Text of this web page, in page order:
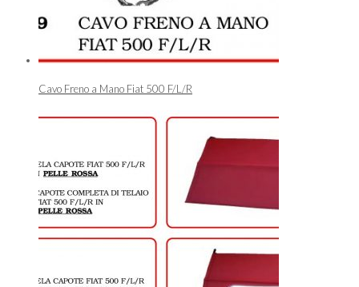
Cavo Freno a Mano Fiat 500 F/L/R